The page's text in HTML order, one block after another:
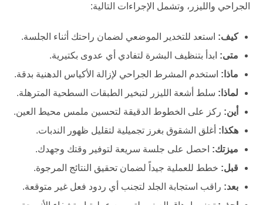
الجراحي والليزر، وتشمل الإجراءات التالية:
كيف: استعد للتخدير الموضعي لضمان راحتك أثناء الجلسة.
متى: ابدأ بتنظيف البشرة لتفادي أي عدوى بكتيرية.
ماذا: استخدم المشرط الجراحي لإزالة الأكياس الدهنية بدقة.
لماذا: سلط أشعة الليزر لتبخير الطبقات السطحية المترهلة.
أين: ركز على الخطوط الدقيقة لتحسين ملمس محيط العين.
هكذا: أغلق الشقوق بغرز تجميلية لتقليل ظهور الندبات.
ميزتك: احصل على جلسة سريعة لتوفير وقتك وجهدك.
قبل: خطط للعملية جيداً لضمان تحقيق النتائج المرجوة.
بعد: راقب استجابة الجلد لتجنب أي ردود فعل غير متوقعة.